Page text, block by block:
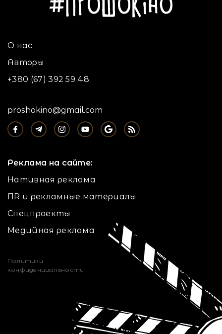
О нас
Авторы
+380 (67) 392 59 48
proshokino@gmail.com
Реклама на сайте:
Нативная реклама
ПR и рекламные материалы
Спецпроекты
Медийная реклама
Политики
конфиденциальности